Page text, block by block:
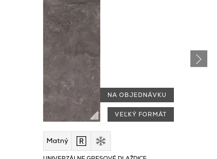
NA OBJEDNÁVKU
VEĽKÝ FORMÁT
Matný